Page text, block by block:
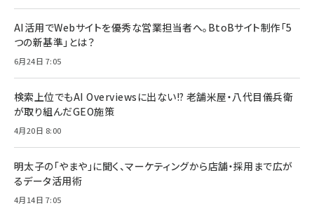
AI活用でWebサイトを優秀な営業担当者へ。BtoBサイト制作「5
つの新基準」とは？
6月24日 7:05
検索上位でもAI Overviewsに出ない!? 老舗米屋・八代目儀兵衛
が取り組んだGEO施策
4月20日 8:00
明太子の「やまや」に聞く、マーケティングから店舗・採用まで広が
るデータ活用術
4月14日 7:05